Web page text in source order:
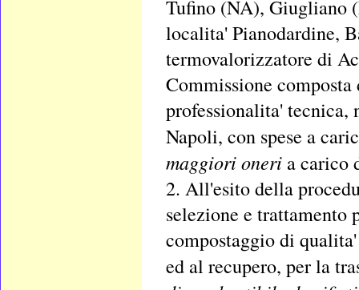
Tufino (NA), Giugliano
localita' Pianodardine,
termovalorizzatore di
Commissione
professionalita' tecnica,
Napoli, con spese a
maggiori oneri a carico
2. All'esito della
selezione e trattamento
compostaggio di
ed al recupero, per la